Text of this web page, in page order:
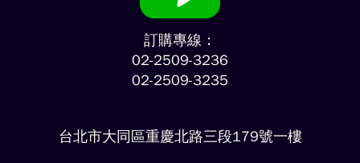
訂購專線：
02-2509-3236
02-2509-3235
台北市大同區重慶北路三段179號一樓